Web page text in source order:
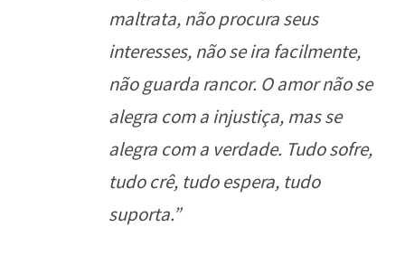
maltrata, não procura seus
interesses, não se ira facilmente,
não guarda rancor. O amor não se
alegra com a injustiça, mas se
alegra com a verdade. Tudo sofre,
tudo crê, tudo espera, tudo
suporta.”